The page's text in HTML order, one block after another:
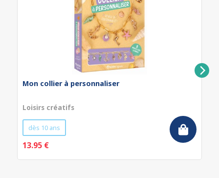
Mon collier à personnaliser
Loisirs créatifs
dès 10 ans
13.95 €